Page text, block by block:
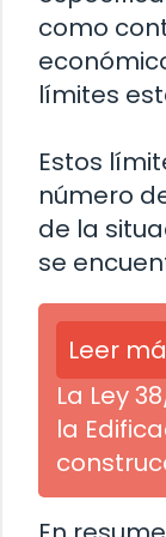
como
límites
Estos
número
de la
se
Leer
La Ley
la